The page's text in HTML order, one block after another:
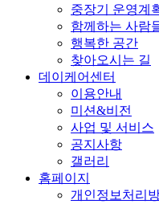
중장기 운영계
함께하는 사람
행복한 공간
찾아오시는 길
데이케어센터
이용안내
미션&비전
사업 및 서비스
공지사항
갤러리
홈페이지
개인정보처리